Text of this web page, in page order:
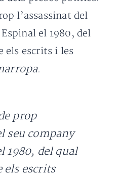
l’assassinat del
el 1980, del
els escrits i les
.
prop
seu company
1980, del qual
els escrits